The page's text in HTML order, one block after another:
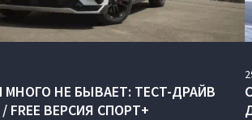
НЕ БЫВАЕТ: ТЕСТ-ДРАЙВ
FREE ВЕРСИЯ СПОРТ+